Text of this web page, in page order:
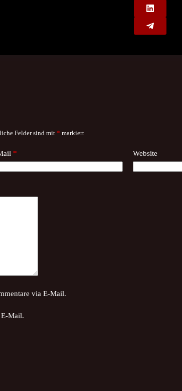
Felder sind mit * markiert
* Website
via E-Mail.
Mail.